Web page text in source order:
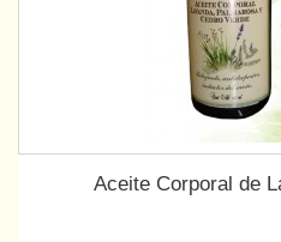
Aceite Corporal de